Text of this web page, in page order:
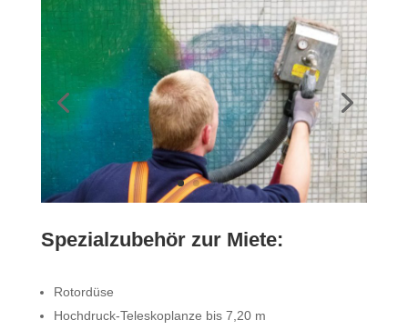
Spezialzubehör zur Miete:
Rotordüse
Hochdruck-Teleskoplanze bis 7,20 m